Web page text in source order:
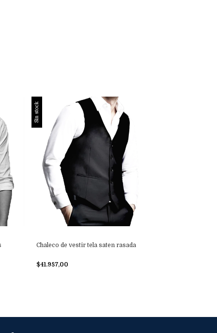
Sin stock
Chaleco de vestir tela saten rasada
$41.987,00